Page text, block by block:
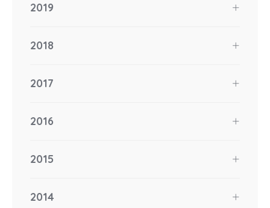
2019
2018
2017
2016
2015
2014